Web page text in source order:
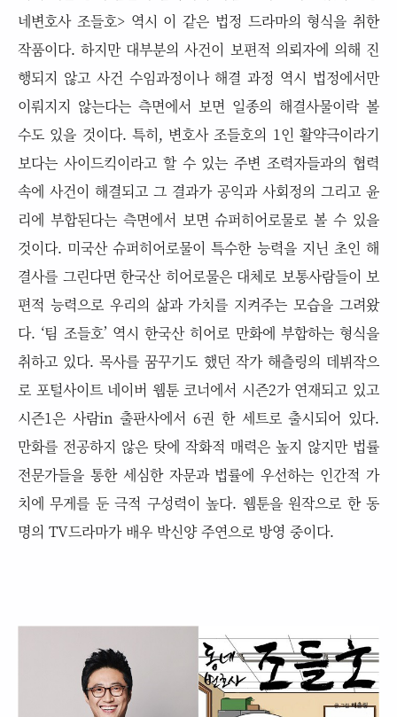
네변호사 조들호> 역시 이 같은 법정 드라마의 형식을 취한
작품이다. 하지만 대부분의 사건이 보편적 의뢰자에 의해 진
행되지 않고 사건 수임과정이나 해결 과정 역시 법정에서만
이뤄지지 않는다는 측면에서 보면 일종의 해결사물이락 볼
수도 있을 것이다. 특히, 변호사 조들호의 1인 활약극이라기
보다는 사이드킥이라고 할 수 있는 주변 조력자들과의 협력
속에 사건이 해결되고 그 결과가 공익과 사회정의 그리고 윤
리에 부합된다는 측면에서 보면 슈퍼히어로물로 볼 수 있을
것이다. 미국산 슈퍼히어로물이 특수한 능력을 지닌 초인 해
결사를 그린다면 한국산 히어로물은 대체로 보통사람들이 보
편적 능력으로 우리의 삶과 가치를 지켜주는 모습을 그려왔
다. ‘팀 조들호’ 역시 한국산 히어로 만화에 부합하는 형식을
취하고 있다.목사를 꿈꾸기도 했던 작가 해츨링의 데뷔작으
로 포털사이트 네이버 웹툰 코너에서 시즌2가 연재되고 있고
시즌1은 사람in 출판사에서 6권 한 세트로 출시되어 있다.
만화를 전공하지 않은 탓에 작화적 매력은 높지 않지만 법률
전문가들을 통한 세심한 자문과 법률에 우선하는 인간적 가
치에 무게를 둔 극적 구성력이 높다. 웹툰을 원작으로 한 동
명의 TV드라마가 배우 박신양 주연으로 방영 중이다.